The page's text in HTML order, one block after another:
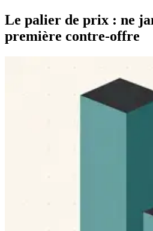
Le palier de prix : ne
première contre-offre